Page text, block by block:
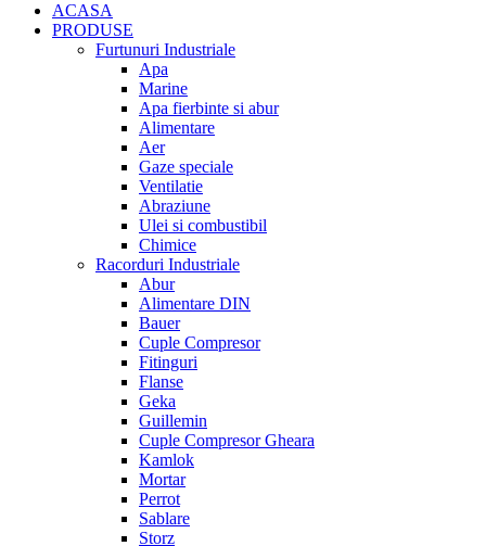
ACASA
PRODUSE
Furtunuri Industriale
Apa
Marine
Apa fierbinte si abur
Alimentare
Aer
Gaze speciale
Ventilatie
Abraziune
Ulei si combustibil
Chimice
Racorduri Industriale
Abur
Alimentare DIN
Bauer
Cuple Compresor
Fitinguri
Flanse
Geka
Guillemin
Cuple Compresor Gheara
Kamlok
Mortar
Perrot
Sablare
Storz